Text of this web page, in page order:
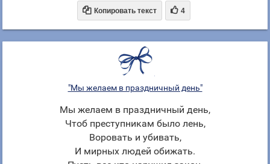
 Копировать текст  4
"Мы желаем в праздничный день"
Мы желаем в праздничный день,
Чтоб преступникам было лень,
Воровать и убивать,
И мирных людей обижать.